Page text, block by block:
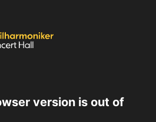
version is out of